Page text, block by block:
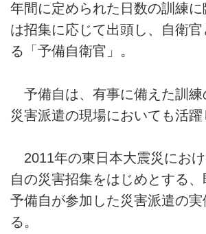
年間に定められた日数の訓練に
は招集に応じて出頭し、自衛
る「予備自衛官」。
予備自は、有事に備えた訓練
災害派遣の現場においても活躍
2011年の東日本大震災にお
自の災害招集をはじめとする、
予備自が参加した災害派遣の実
る。